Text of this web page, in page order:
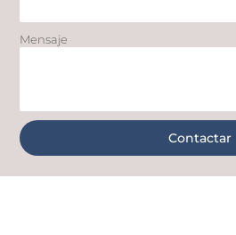
Mensaje
Contactar